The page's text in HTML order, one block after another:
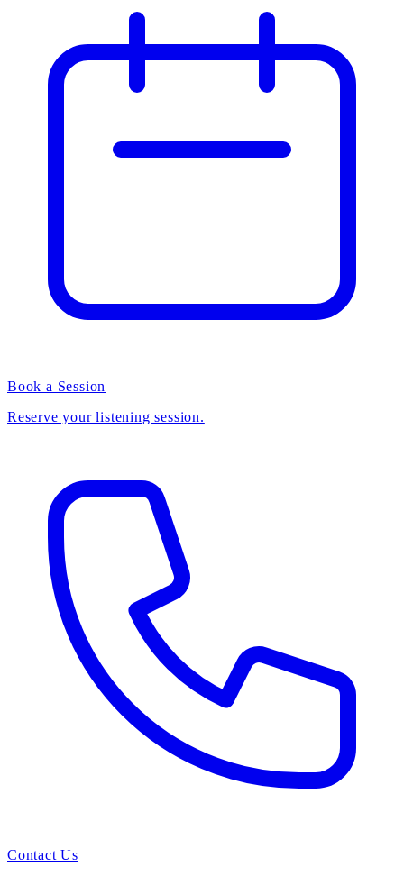
Book a Session
Reserve your listening session.
Contact Us